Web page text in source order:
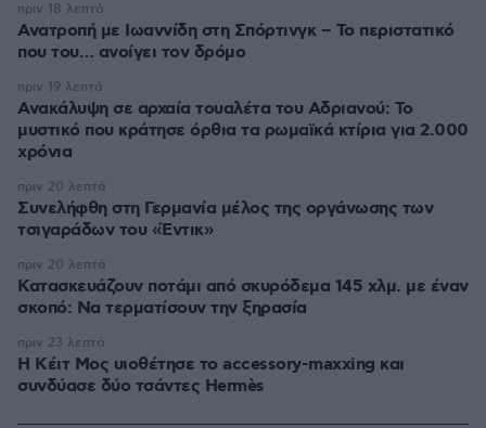
Ανατροπή με Ιωαννίδη στη Σπόρτινγκ – Το περιστατικό
που του… ανοίγει τον δρόμο
πριν 18 λεπτά
Ανακάλυψη σε αρχαία τουαλέτα του Αδριανού: Το
μυστικό που κράτησε όρθια τα ρωμαϊκά κτίρια για 2.000
χρόνια
πριν 19 λεπτά
Συνελήφθη στη Γερμανία μέλος της οργάνωσης των
τσιγαράδων του «Έντικ»
πριν 20 λεπτά
Κατασκευάζουν ποτάμι από σκυρόδεμα 145 χλμ. με έναν
σκοπό: Να τερματίσουν την ξηρασία
πριν 20 λεπτά
Η Κέιτ Μος υιοθέτησε τo accessory-maxxing και
συνδύασε δύο τσάντες Hermès
πριν 23 λεπτά